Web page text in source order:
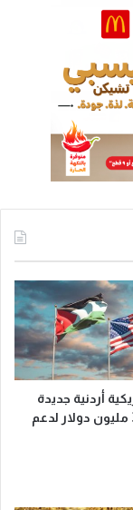
أردنية جديدة
توفر 354.6 مليون دولار لدعم